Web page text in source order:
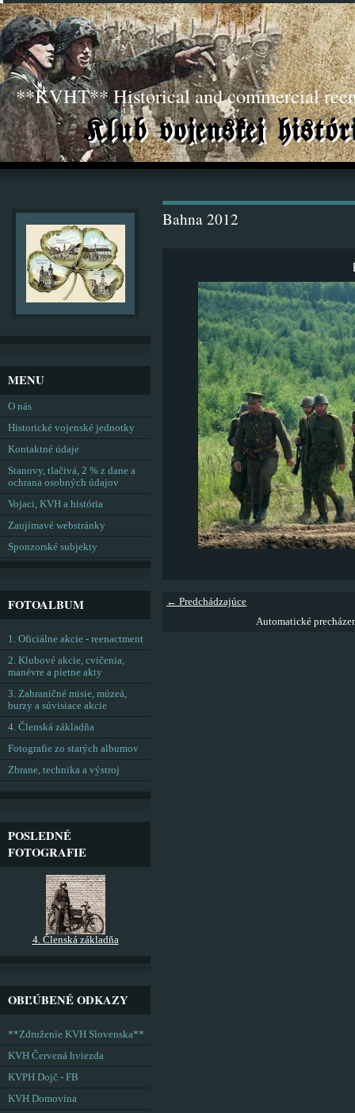
**KVHT** Historical and commercial
Bahna 2012
← Predchádzajúce
Automatické
MENU
O nás
Historické vojenské jednotky
Kontaktné údaje
Stanovy, tlačivá, 2 % z dane a
ochrana osobných údajov
Vojaci, KVH a história
Zaujímavé webstránky
Sponzorské subjekty
FOTOALBUM
1. Oficiálne akcie - reenactment
2. Klubové akcie, cvičenia,
manévre a pietne akty
3. Zahraničné misie, múzeá,
burzy a súvisiace akcie
4. Členská základňa
Fotografie zo starých albumov
Zbrane, technika a výstroj
POSLEDNÉ
FOTOGRAFIE
4. Členská základňa
OBĽÚBENÉ ODKAZY
**Združenie KVH Slovenska**
KVH Červená hviezda
KVPH Dojč - FB
KVH Domovina